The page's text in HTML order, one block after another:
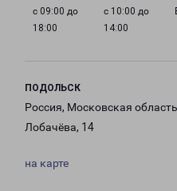
с 09:00 до
18:00
с 10:00 до
14:00
ПОДОЛЬСК
Россия, Московская
Лобачёва, 14
на карте